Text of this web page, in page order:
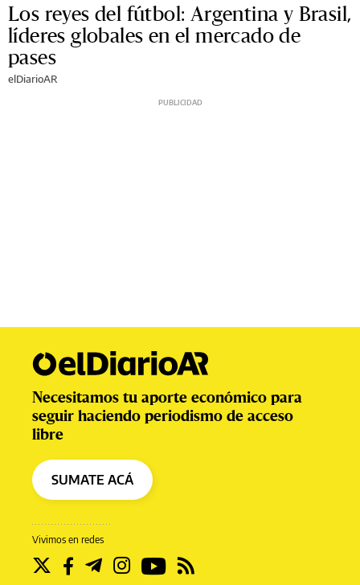
Los reyes del fútbol: Argentina y Brasil,
líderes globales en el mercado de
pases
elDiarioAR
Vivimos en redes
Necesitamos tu aporte económico para
seguir haciendo periodismo de acceso
libre
SUMATE ACÁ